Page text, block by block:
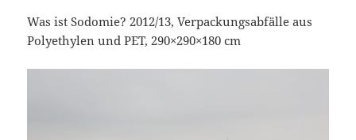
Was ist Sodomie? 2012/13, Verpackungsabfälle aus
Polyethylen und PET, 290×290×180 cm